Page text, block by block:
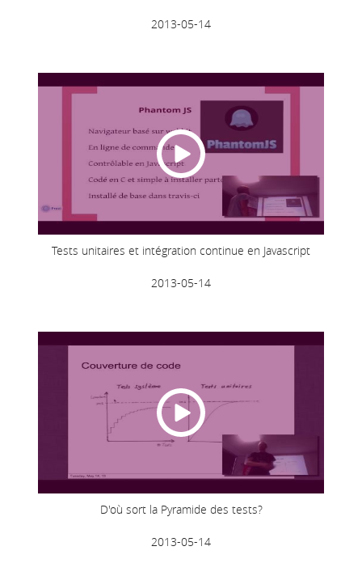
2013-05-14
Tests unitaires et intégration continue en Javascript
2013-05-14
D'où sort la Pyramide des tests?
2013-05-14